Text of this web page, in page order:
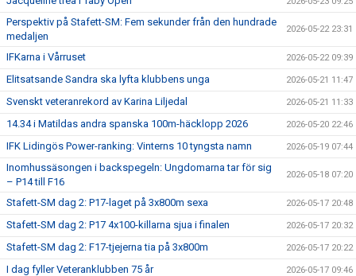
Perspektiv på Stafett-SM: Fem sekunder från den hundrade
medaljen
2026-05-22 23:31
IFKarna i Vårruset 2026-05-22 09:39
Elitsatsande Sandra ska lyfta klubbens unga 2026-05-21 11:47
Svenskt veteranrekord av Karina Liljedal 2026-05-21 11:33
14.34 i Matildas andra spanska 100m-häcklopp 2026 2026-05-20 22:46
IFK Lidingös Power-ranking: Vinterns 10 tyngsta namn 2026-05-19 07:44
Inomhussäsongen i backspegeln: Ungdomarna tar för sig
– P14 till F16
2026-05-18 07:20
Stafett-SM dag 2: P17-laget på 3x800m sexa 2026-05-17 20:48
Stafett-SM dag 2: P17 4x100-killarna sjua i finalen 2026-05-17 20:32
Stafett-SM dag 2: F17-tjejerna tia på 3x800m 2026-05-17 20:22
I dag fyller Veteranklubben 75 år 2026-05-17 09:46